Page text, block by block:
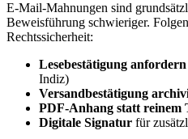
E-Mail-Mahnungen sind
Beweisführung schwieriger.
Rechtssicherheit:
Lesebestätigung anfordern
Indiz)
Versandbestätigung
PDF-Anhang statt reinem
Digitale Signatur für